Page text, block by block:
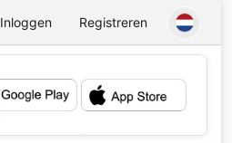
Inloggen Registreren
💕